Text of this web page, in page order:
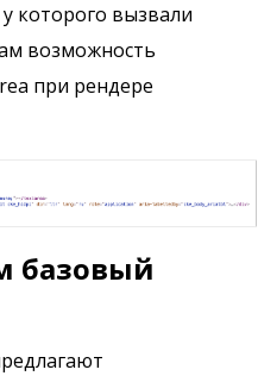
которого вызвали
возможность
при рендере
базовый